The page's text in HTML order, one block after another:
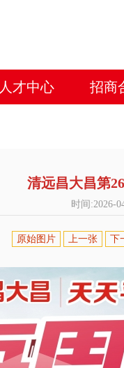
人才中心 招商
清远昌大昌第
时间:2026-
原始图片 上一张 下